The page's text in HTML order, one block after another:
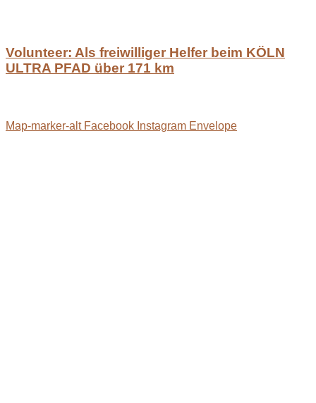
Volunteer: Als freiwilliger Helfer beim KÖLN
ULTRA PFAD über 171 km
Map-marker-alt Facebook Instagram Envelope